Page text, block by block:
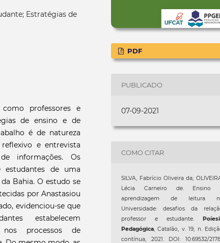
Estratégias de
professores e
de ensino e de
é de natureza
e entrevista
informações. Os
estudantes de uma
Bahia. O estudo se
por Anastasiou
evidenciou-se que
estabelecem
nos processos de
PDF
PUBLICADO
07-09-2021
COMO CITAR
SILVA, Fabrício Oliveira da;
Lécia Carneiro de. Ensino
aprendizagem de leitura
Universidade: desafios da
professor e estudante.
Pedagógica, Catalão, v. 19, n.
contínua, 2021. DOI: 10.69532/